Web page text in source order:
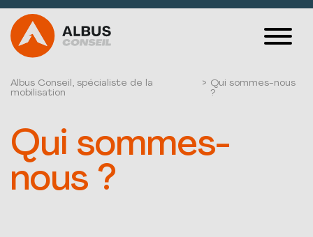
VOS PROBLÉMATIQUES
SPORT ET
Albus Conseil, spécialiste de la
mobilisation
> Qui sommes-nous
?
Qui sommes-
nous ?